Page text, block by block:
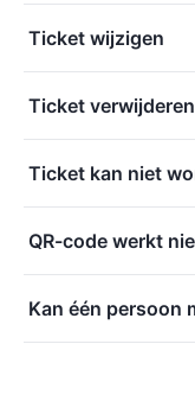
Ticket wijzigen
Ticket verwijderen
Ticket kan niet
QR-code werkt
Kan één persoon